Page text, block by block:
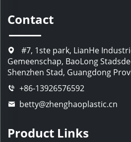
Contact
#7, 1ste park, LianHe
Gemeenschap, BaoLong
Shenzhen Stad, Guangdong
+86-13926576592
betty@zhenghaoplastic.cn
Product Links